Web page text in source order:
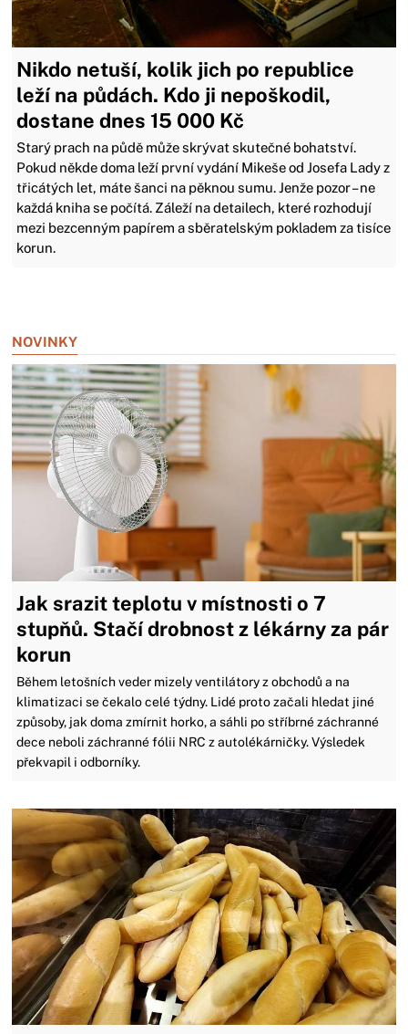
Nikdo netuší, kolik jich po republice
leží na půdách. Kdo ji nepoškodil,
dostane dnes 15 000 Kč
Starý prach na půdě může skrývat skutečné bohatství.
Pokud někde doma leží první vydání Mikeše od Josefa Lady z
třicátých let, máte šanci na pěknou sumu. Jenže pozor – ne
každá kniha se počítá. Záleží na detailech, které rozhodují
mezi bezcenným papírem a sběratelským pokladem za tisíce
korun.
NOVINKY
Jak srazit teplotu v místnosti o 7
stupňů. Stačí drobnost z lékárny za pár
korun
Během letošních veder mizely ventilátory z obchodů a na
klimatizaci se čekalo celé týdny. Lidé proto začali hledat jiné
způsoby, jak doma zmírnit horko, a sáhli po stříbrné záchranné
dece neboli záchranné fólii NRC z autolékárničky. Výsledek
překvapil i odborníky.